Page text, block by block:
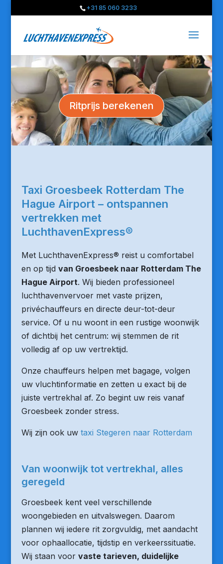
+31 85 060 3233
Ritprijs berekenen
Taxi Groesbeek Rotterdam The
Hague Airport – ontspannen
vertrekken met
LuchthavenExpress®
Met LuchthavenExpress® reist u comfortabel
en op tijd van Groesbeek naar Rotterdam The
Hague Airport. Wij bieden professioneel
luchthavenvervoer met vaste prijzen,
privéchauffeurs en directe deur-tot-deur
service. Of u nu woont in een rustige woonwijk
of dichtbij het centrum: wij stemmen de rit
volledig af op uw vertrektijd.
Onze chauffeurs helpen met bagage, volgen
uw vluchtinformatie en zetten u exact bij de
juiste vertrekhal af. Zo begint uw reis vanaf
Groesbeek zonder stress.
Wij zijn ook uw taxi Stegeren naar Rotterdam
Van woonwijk tot vertrekhal, alles
geregeld
Groesbeek kent veel verschillende
woongebieden en uitvalswegen. Daarom
plannen wij iedere rit zorgvuldig, met aandacht
voor ophaallocatie, tijdstip en verkeerssituatie.
Wij staan voor vaste tarieven, duidelijke